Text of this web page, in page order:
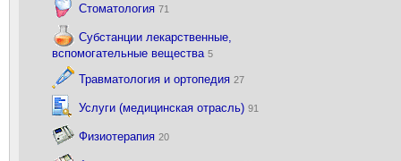
Стоматология 71
Субстанции лекарственные,
вспомогательные вещества 5
Травматология и ортопедия 27
Услуги (медицинская отрасль) 91
Физиотерапия 20